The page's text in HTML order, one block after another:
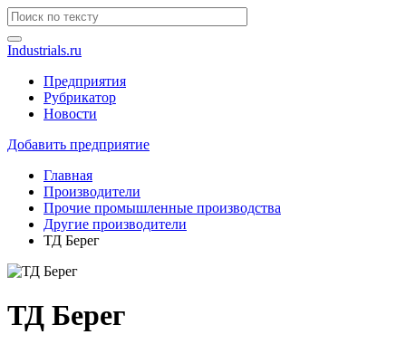
Industrials.ru
Предприятия
Рубрикатор
Новости
Добавить предприятие
Главная
Производители
Прочие промышленные производства
Другие производители
ТД Берег
ТД Берег